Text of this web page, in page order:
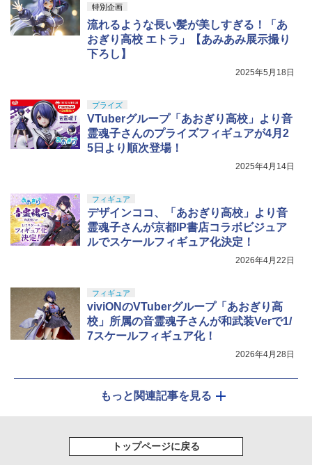
特別企画
流れるような長い髪が美しすぎる！「あ
おぎり高校 エトラ」【あみあみ展示撮り
下ろし】
2025年5月18日
プライズ
VTuberグループ「あおぎり高校」より音
霊魂子さんのプライズフィギュアが4月2
5日より順次登場！
2025年4月14日
フィギュア
デザインココ、「あおぎり高校」より音
霊魂子さんが京都IP書店コラボビジュア
ルでスケールフィギュア化決定！
2026年4月22日
フィギュア
viviONのVTuberグループ「あおぎり高
校」所属の音霊魂子さんが和武装Verで1/
7スケールフィギュア化！
2026年4月28日
もっと関連記事を見る
トップページに戻る